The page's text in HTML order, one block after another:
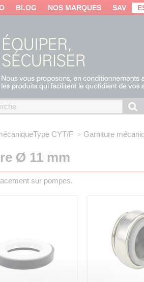
BLOG NOS MARQUES SAV
Type CYT/F Garniture
Ø 11 mm
sur pompes.